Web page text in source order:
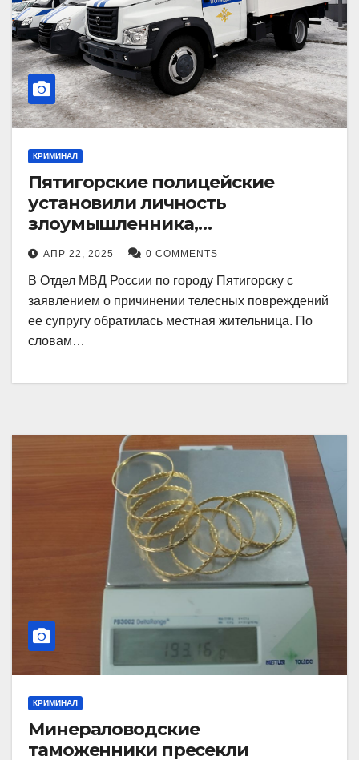
КРИМИНАЛ
Пятигорские полицейские
установили личность
злоумышленника,
причинившего телесные
повреждения местному жителю
АПР 22, 2025 0 COMMENTS
В Отдел МВД России по городу Пятигорску с
заявлением о причинении телесных повреждений
ее супругу обратилась местная жительница. По
словам…
КРИМИНАЛ
Минераловодские
таможенники пресекли